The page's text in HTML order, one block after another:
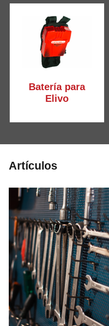
Batería para
Elivo
Artículos